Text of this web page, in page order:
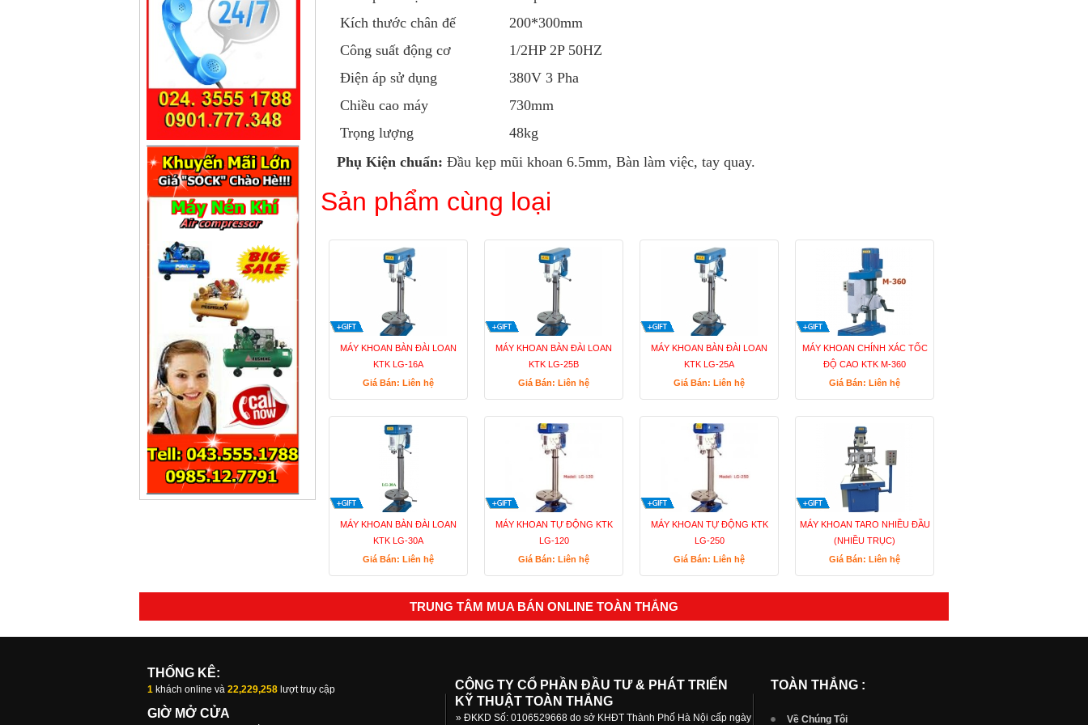
Kích thước chân đế
200*300mm
Công suất động cơ
1/2HP 2P 50HZ
Điện áp sử dụng
380V 3 Pha
Chiều cao máy
730mm
Trọng lượng
48kg
Phụ Kiện chuẩn: Đầu kẹp mũi khoan 6.5mm, Bàn làm việc, tay quay.
Sản phẩm cùng loại
MÁY KHOAN BÀN ĐÀI LOAN
KTK LG-16A
Giá Bán: Liên hệ
MÁY KHOAN BÀN ĐÀI LOAN
KTK LG-25B
Giá Bán: Liên hệ
MÁY KHOAN BÀN ĐÀI LOAN
KTK LG-25A
Giá Bán: Liên hệ
MÁY KHOAN CHÍNH XÁC TỐC
ĐỘ CAO KTK M-360
Giá Bán: Liên hệ
MÁY KHOAN BÀN ĐÀI LOAN
KTK LG-30A
Giá Bán: Liên hệ
MÁY KHOAN TỰ ĐỘNG KTK
LG-120
Giá Bán: Liên hệ
MÁY KHOAN TỰ ĐỘNG KTK
LG-250
Giá Bán: Liên hệ
MÁY KHOAN TARO NHIỀU ĐẦU
(NHIỀU TRỤC)
Giá Bán: Liên hệ
TRUNG TÂM MUA BÁN ONLINE TOÀN THẮNG
THỐNG KÊ:
1 khách online và 22,229,258 lượt truy cập
GIỜ MỞ CỬA
CÔNG TY CỔ PHẦN ĐẦU TƯ & PHÁT TRIỂN
KỸ THUẬT TOÀN THẮNG
» ĐKKD Số: 0106529668 do sở KHĐT Thành Phố Hà Nội cấp ngày
TOÀN THẮNG :
Về Chúng Tôi